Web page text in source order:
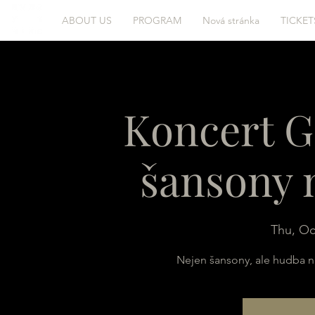
ABOUT US PROGRAM Nová stránka
Koncert
šansony
Thu,
Nejen šansony, ale hudba